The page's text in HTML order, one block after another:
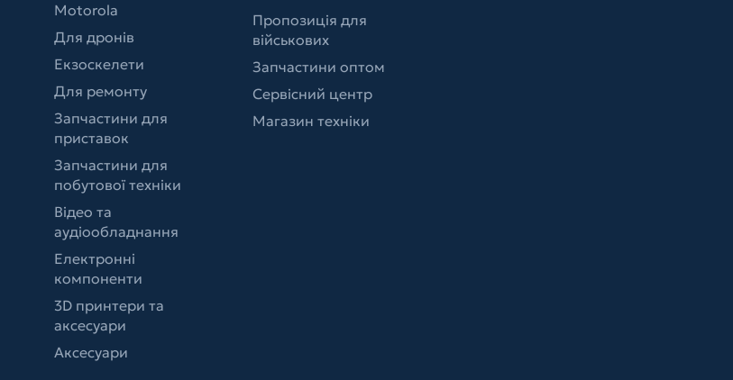
Motorola
Для дронів
Екзоскелети
Для ремонту
Запчастини для
приставок
Запчастини для
побутової техніки
Відео та
аудіообладнання
Електронні
компоненти
3D принтери та
аксесуари
Аксесуари
Пропозиція для
військових
Запчастини оптом
Сервісний центр
Магазин техніки